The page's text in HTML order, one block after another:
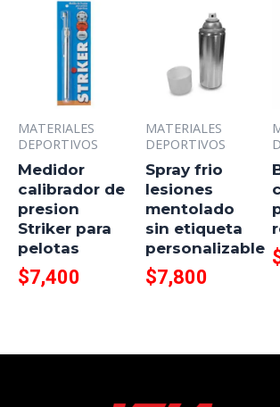
MATERIALES
DEPORTIVOS
Medidor
calibrador de
presion
Striker para
pelotas
$7,400
MATERIALES
DEPORTIVOS
Spray frio
lesiones
mentolado
sin etiqueta
personalizable
$7,800